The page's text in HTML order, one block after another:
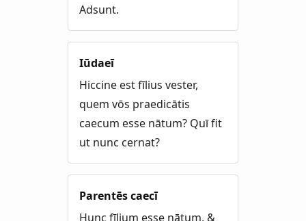
Adsunt.
Iūdaeī
Hiccine est fīlius vester,
quem vōs praedicātis
caecum esse nātum? Quī fit
ut nunc cernat?
Parentēs caecī
Hunc fīlium esse nātum, &